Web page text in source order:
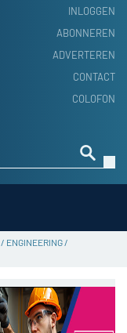
INLOGGEN
ABONNEREN
ADVERTEREN
CONTACT
COLOFON
/ ENGINEERING/